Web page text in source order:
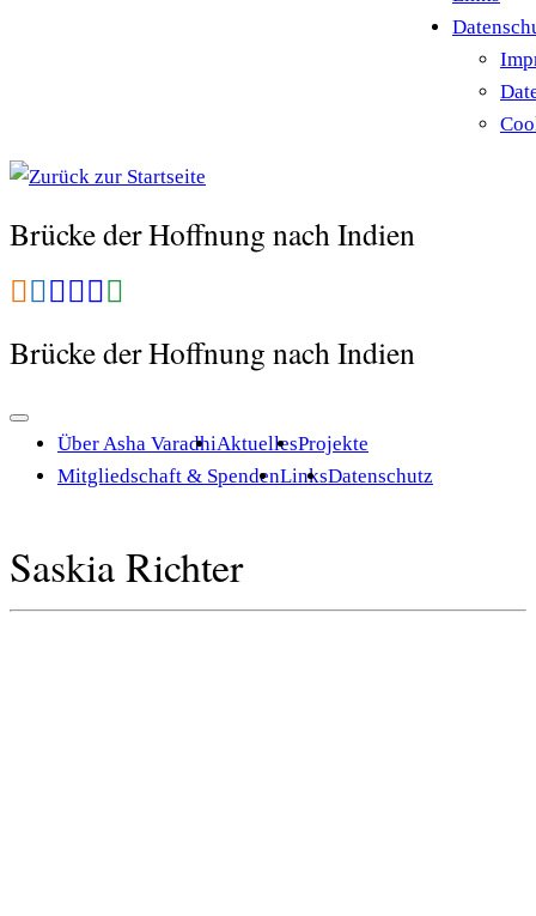
Brücke der Hoffnung nach Indien
Brücke der Hoffnung nach Indien
Über Asha VaradhiAktuellesProjekte
Mitgliedschaft & SpendenLinksDatenschutz
Saskia Richter